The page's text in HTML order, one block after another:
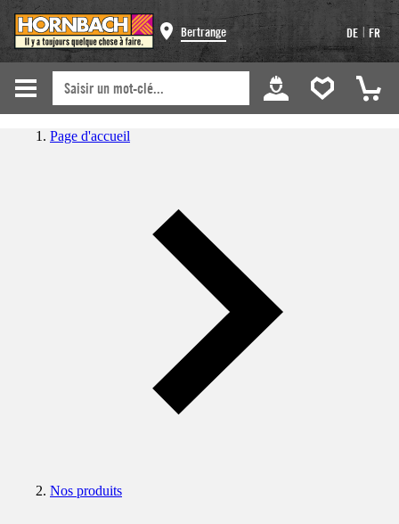
Bertrange DE | FR
Page d'accueil
Nos produits